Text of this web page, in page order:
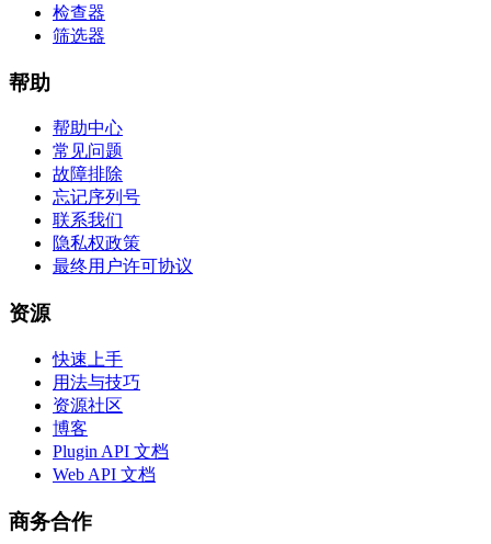
检查器
筛选器
帮助
帮助中心
常见问题
故障排除
忘记序列号
联系我们
隐私权政策
最终用户许可协议
资源
快速上手
用法与技巧
资源社区
博客
Plugin API 文档
Web API 文档
商务合作